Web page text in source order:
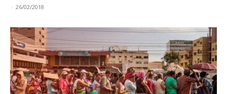
- 26/02/2018